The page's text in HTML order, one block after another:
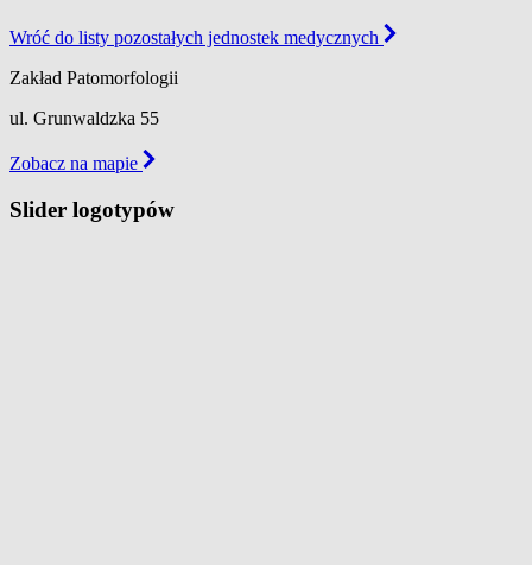
Wróć do listy pozostałych jednostek medycznych
Zakład Patomorfologii
ul. Grunwaldzka 55
Zobacz na mapie
Slider logotypów